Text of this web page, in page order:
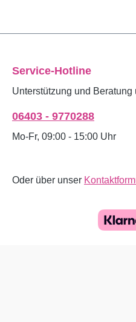
Service-Hotline
Unterstützung und Beratung
06403 - 9770288
Mo-Fr, 09:00 - 15:00 Uhr
Oder über unser